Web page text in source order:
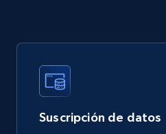
Google Shopping
Currency, Rating, Reviews
Suscripción de datos